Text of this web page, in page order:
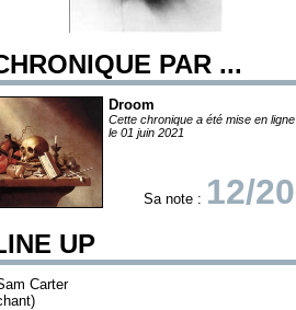
PAR ...
Droom
Cette chronique a été mise en ligne
le 01 juin 2021
Sa note : 12/20
UP
Carter